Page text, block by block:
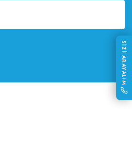
SİZİ ARAYALIM